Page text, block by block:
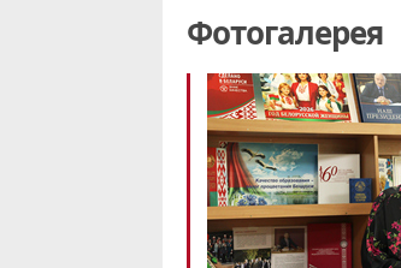
Фотогалерея